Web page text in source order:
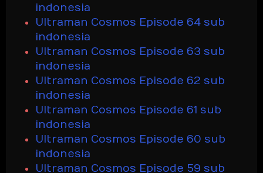
indonesia
Ultraman Cosmos Episode 64 sub
indonesia
Ultraman Cosmos Episode 63 sub
indonesia
Ultraman Cosmos Episode 62 sub
indonesia
Ultraman Cosmos Episode 61 sub
indonesia
Ultraman Cosmos Episode 60 sub
indonesia
Ultraman Cosmos Episode 59 sub